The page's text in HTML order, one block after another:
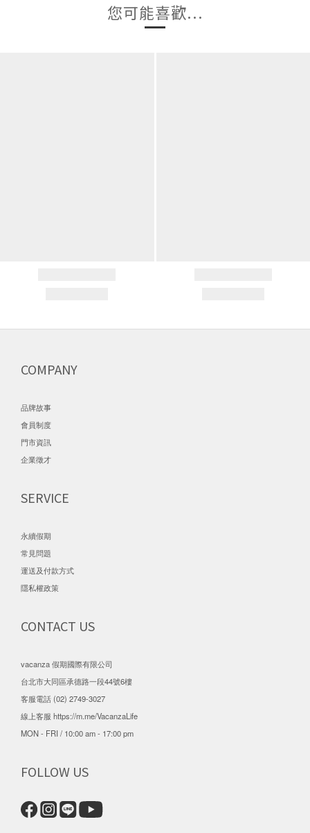
您可能喜歡...
COMPANY
品牌故事
會員制度
門市資訊
企業徵才
SERVICE
永續假期
常見問題
運送及付款方式
隱私權政策
CONTACT US
vacanza 假期國際有限公司
台北市大同區承德路一段44號6樓
客服電話 (02) 2749-3027
線上客服 https://m.me/VacanzaLife
MON - FRI / 10:00 am - 17:00 pm
FOLLOW US